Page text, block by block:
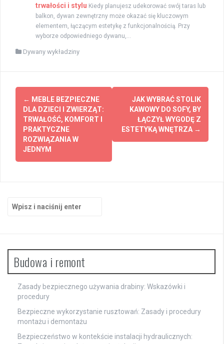
trwałości i stylu Kiedy planujesz udekorować swój taras lub
balkon, dywan zewnętrzny może okazać się kluczowym
elementem, łączącym estetykę z funkcjonalnością. Przy
wyborze odpowiedniego dywanu,...
Dywany wykładziny
Zobacz
wpisy
← MEBLE BEZPIECZNE
DLA DZIECI I ZWIERZĄT:
TRWAŁOŚĆ, KOMFORT I
PRAKTYCZNE
ROZWIĄZANIA W
JEDNYM
JAK WYBRAĆ STOLIK
KAWOWY DO SOFY, BY
ŁĄCZYŁ WYGODĘ Z
ESTETYKĄ WNĘTRZA →
Budowa i remont
Zasady bezpiecznego używania drabiny: Wskazówki i
procedury
Bezpieczne wykorzystanie rusztowań: Zasady i procedury
montażu i demontażu
Bezpieczeństwo w kontekście instalacji hydraulicznych: